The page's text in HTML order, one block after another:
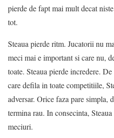
pierde de fapt mai mult decat
tot.
Steaua pierde ritm. Jucatorii nu
meci mai e important si care nu,
toate. Steaua pierde incredere.
care defila in toate competitiile,
adversar. Orice faza pare simpla,
termina rau. In consecinta,
meciuri.